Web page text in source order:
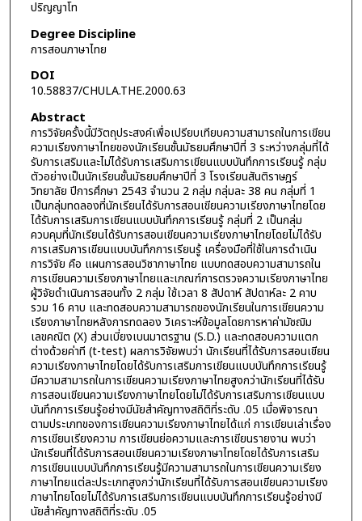
ปริญญาโท
Degree Discipline
การสอนภาษาไทย
DOI
10.58837/CHULA.THE.2000.63
Abstract
การวิจัยครั้งนี้มีวัตถุประสงค์เพื่อเปรียบเทียบความสามารถในการเขียน
ความเรียงภาษาไทยของนักเรียนชั้นมัธยมศึกษาปีที่ 3 ระหว่างกลุ่มที่ได้
รับการเสริมและไม่ได้รับการเสริมการเขียนแบบบันทึกการเรียนรู้ กลุ่ม
ตัวอย่างเป็นนักเรียนชั้นมัธยมศึกษาปีที่ 3 โรงเรียนสันติราษฎร์
วิทยาลัย ปีการศึกษา 2543 จำนวน 2 กลุ่ม กลุ่มละ 38 คน กลุ่มที่ 1
เป็นกลุ่มทดลองที่นักเรียนได้รับการสอนเขียนความเรียงภาษาไทยโดย
ได้รับการเสริมการเขียนแบบบันทึกการเรียนรู้ กลุ่มที่ 2 เป็นกลุ่ม
ควบคุมที่นักเรียนได้รับการสอนเขียนความเรียงภาษาไทยโดยไม่ได้รับ
การเสริมการเขียนแบบบันทึกการเรียนรู้ เครื่องมือที่ใช้ในการดำเนิน
การวิจัย คือ แผนการสอนวิชาภาษาไทย แบบทดสอบความสามารถใน
การเขียนความเรียงภาษาไทยและเกณฑ์การตรวจความเรียงภาษาไทย
ผู้วิจัยดำเนินการสอนทั้ง 2 กลุ่ม ใช้เวลา 8 สัปดาห์ สัปดาห์ละ 2 คาบ
รวม 16 คาบ และทดสอบความสามารถของนักเรียนในการเขียนความ
เรียงภาษาไทยหลังการทดลอง วิเคราะห์ข้อมูลโดยการหาค่ามัชฌิม
เลขคณิต (X) ส่วนเบี่ยงเบนมาตรฐาน (S.D.) และทดสอบความแตก
ต่างด้วยค่าที (t-test) ผลการวิจัยพบว่า นักเรียนที่ได้รับการสอนเขียน
ความเรียงภาษาไทยโดยได้รับการเสริมการเขียนแบบบันทึกการเรียนรู้
มีความสามารถในการเขียนความเรียงภาษาไทยสูงกว่านักเรียนที่ได้รับ
การสอนเขียนความเรียงภาษาไทยโดยไม่ได้รับการเสริมการเขียนแบบ
บันทึกการเรียนรู้อย่างมีนัยสำคัญทางสถิติที่ระดับ .05 เมื่อพิจารณา
ตามประเภทของการเขียนความเรียงภาษาไทยได้แก่ การเขียนเล่าเรื่อง
การเขียนเรียงความ การเขียนย่อความและการเขียนรายงาน พบว่า
นักเรียนที่ได้รับการสอนเขียนความเรียงภาษาไทยโดยได้รับการเสริม
การเขียนแบบบันทึกการเรียนรู้มีความสามารถในการเขียนความเรียง
ภาษาไทยแต่ละประเภทสูงกว่านักเรียนที่ได้รับการสอนเขียนความเรียง
ภาษาไทยโดยไม่ได้รับการเสริมการเขียนแบบบันทึกการเรียนรู้อย่างมี
นัยสำคัญทางสถิติที่ระดับ .05